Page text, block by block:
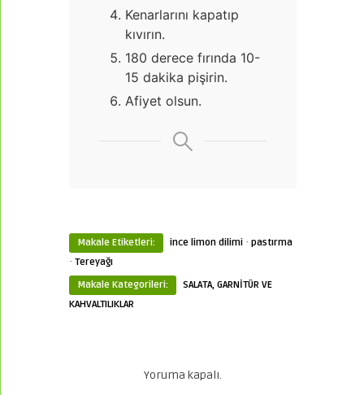
Kenarlarını kapatıp
kıvırın.
180 derece fırında 10-
15 dakika pişirin.
Afiyet olsun.
Makale Etiketleri: ince limon dilimi · pastırma
· Tereyağı
Makale Kategorileri:
SALATA, GARNİTÜR VE
KAHVALTILIKLAR
Yoruma kapalı.